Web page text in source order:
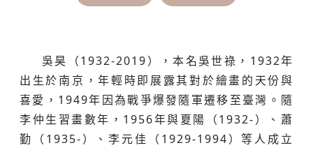
吳昊（1932-2019），本名吳世祿，1932年
出生於南京，年輕時即展露其對於繪畫的天份與
喜愛，1949年因為戰爭爆發隨軍遷移至臺灣。隨
李仲生習畫數年，1956年與夏陽（1932-）、蕭
勤（1935-）、李元佳（1929-1994）等人成立